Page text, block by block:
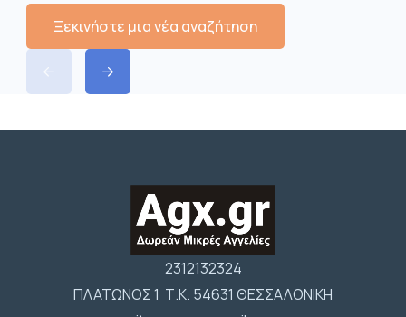
Ξεκινήστε μια νέα αναζήτηση
2312132324
ΠΛΑΤΩΝΟΣ 1 Τ.Κ. 54631 ΘΕΣΣΑΛΟΝΙΚΗ